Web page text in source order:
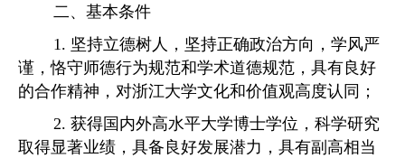
二、基本条件
1. 坚持立德树人，坚持正确政治方向，学风严
谨，恪守师德行为规范和学术道德规范，具有良好
的合作精神，对浙江大学文化和价值观高度认同；
2. 获得国内外高水平大学博士学位，科学研究
取得显著业绩，具备良好发展潜力，具有副高相当